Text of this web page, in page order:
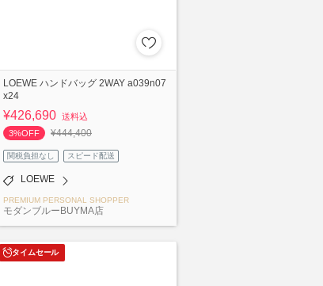
LOEWE ハンドバッグ 2WAY a039n07
x24
¥426,690 送料込
3%OFF
¥444,400
関税負担なし スピード配送
LOEWE
PREMIUM PERSONAL SHOPPER
モダンブルーBUYMA店
タイムセール